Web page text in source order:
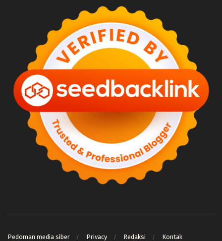
Pedoman media siber Privacy Redaksi Kontak